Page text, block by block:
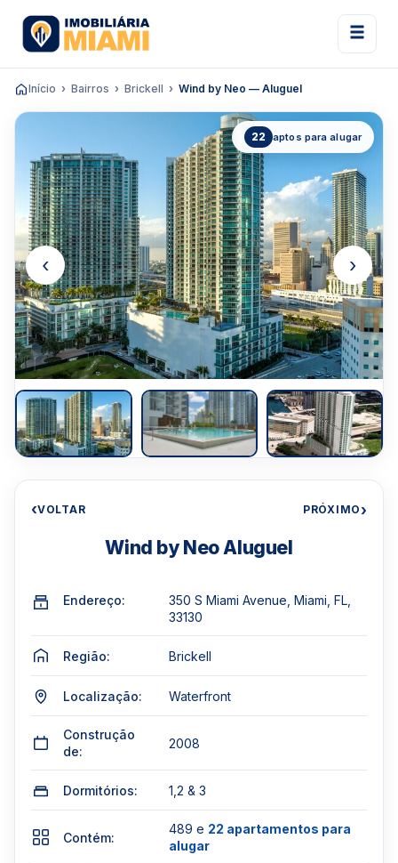
Início Bairros Brickell Wind by Neo — Aluguel
22 aptos para alugar
‹ ›
‹VOLTAR PRÓXIMO›
Wind by Neo Aluguel
Endereço:
350 S Miami Avenue, Miami, FL,
33130
Região: Brickell
Localização: Waterfront
Construção
de:
2008
Dormitórios: 1,2 & 3
Contém:
489 e 22 apartamentos para
alugar